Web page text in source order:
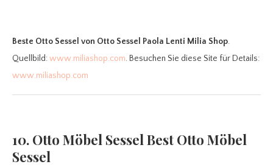
Beste Otto Sessel von Otto Sessel Paola Lenti Milia Shop.
Quellbild:www.miliashop.com. Besuchen Sie diese Site für Details:
www.miliashop.com
10. Otto Möbel Sessel Best Otto Möbel
Sessel